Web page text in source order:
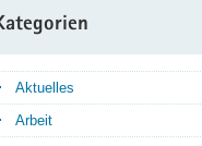
Aktuelles
Arbeit